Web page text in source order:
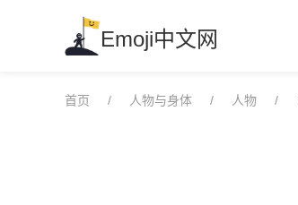
Emoji中文网
首页 人物与身体 人物